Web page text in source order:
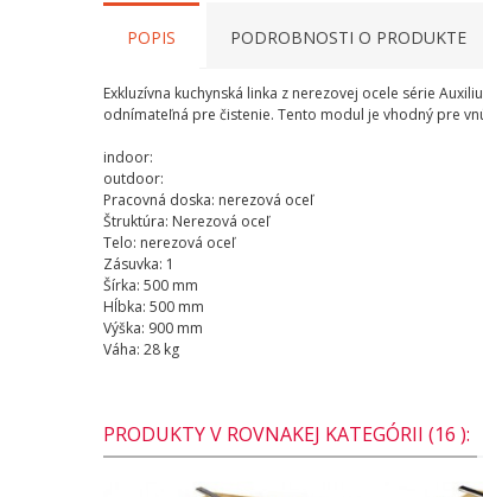
POPIS PODROBNOSTI O PRODUKTE
Exkluzívna kuchynská linka z nerezovej ocele série
odnímateľná pre čistenie. Tento modul je vhodný pre
indoor:
outdoor:
Pracovná doska: nerezová oceľ
Štruktúra: Nerezová oceľ
Telo: nerezová oceľ
Zásuvka: 1
Šírka: 500 mm
Hĺbka: 500 mm
Výška: 900 mm
Váha: 28 kg
PRODUKTY V ROVNAKEJ KATEGÓRII (16 ):